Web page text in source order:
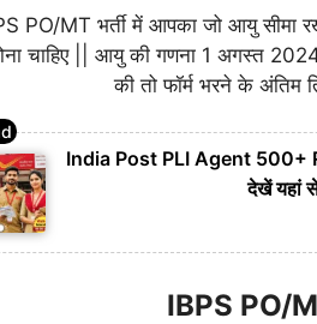
PO/MT भर्ती में आपका जो आयु सीमा
चाहिए || आयु की गणना 1 अगस्त
की तो फॉर्म भरने के अंतिम
India Post PLI Agent 500+
देखें यहां
IBPS PO/